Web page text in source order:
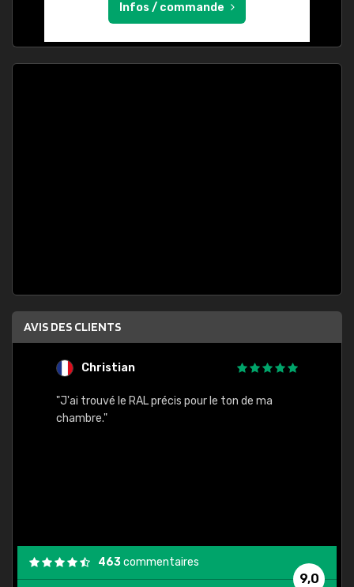
Infos / commande
AVIS DES CLIENTS
Christian
"J'ai trouvé le RAL précis pour le ton de ma
chambre."
9,0
463commentaires